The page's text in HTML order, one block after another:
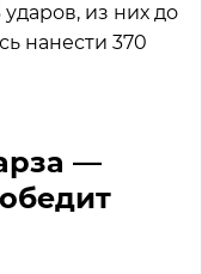
из них до
нанести 370
—